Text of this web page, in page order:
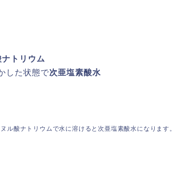
トリウム
した状態で次亜塩素酸水
ル酸ナトリウムで水に溶けると次亜塩素酸水になります。